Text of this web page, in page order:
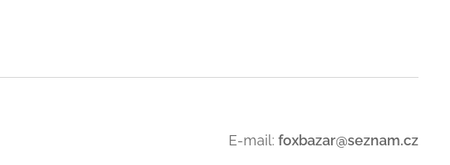
E-mail: foxbazar@seznam.cz